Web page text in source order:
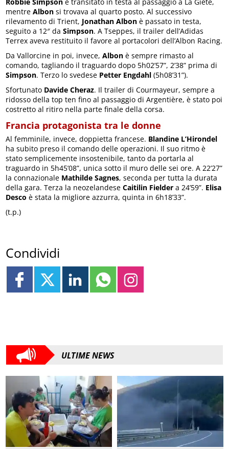
mentreAlbon si trovava al quarto posto. Al successivo
rilevamento di Trient, Jonathan Albon è passato in testa,
seguito a 12″ daSimpson. A Tseppes, il trailer dell’Adidas
Terrex aveva restituito il favore al portacolori dell’Albon Racing.
Da Vallorcine in poi, invece,Albon è sempre rimasto al
comando, tagliando il traguardo dopo 5h02’57”, 2’38” prima di
Simpson. Terzo lo svedese Petter Engdahl (5h08’31”).
Sfortunato Davide Cheraz. Il trailer di Courmayeur, sempre a
ridosso della top ten fino al passaggio di Argentière, è stato poi
costretto al ritiro nella parte finale della corsa.
Francia protagonista tra le donne
Al femminile, invece, doppietta francese. Blandine L’Hirondel
ha subito preso il comando delle operazioni. Il suo ritmo è
stato semplicemente insostenibile, tanto da portarla al
traguardo in 5h45’08”, unica sotto il muro delle sei ore. A 22’27”
la connazionale Mathilde Sagnes, seconda per tutta la durata
della gara. Terza la neozelandeseCaitilin Fielder a 24’59”. Elisa
Desco è stata la migliore azzurra, quinta in 6h18’33”.
(t.p.)
Condividi
ULTIME NEWS